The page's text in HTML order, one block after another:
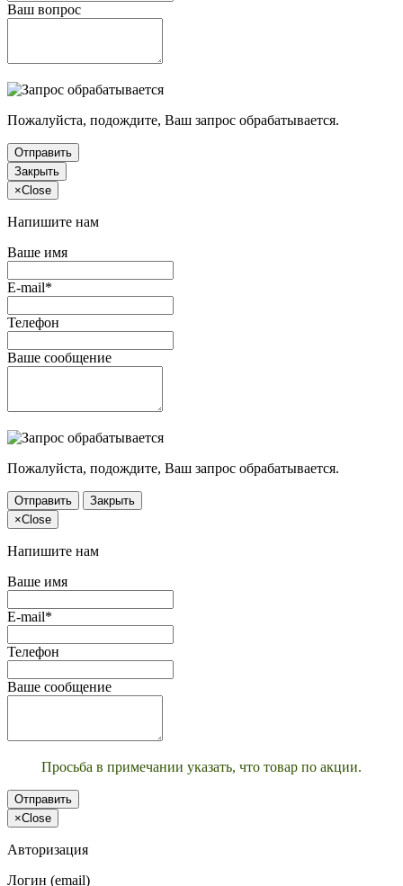
Ваш вопрос
Пожалуйста, подождите, Ваш запрос обрабатывается.
Отправить
Закрыть
×Close
Напишите нам
Ваше имя
E-mail*
Телефон
Ваше сообщение
Пожалуйста, подождите, Ваш запрос обрабатывается.
Отправить
Закрыть
×Close
Напишите нам
Ваше имя
E-mail*
Телефон
Ваше сообщение
Просьба в примечании указать, что товар по акции.
Отправить
×Close
Авторизация
Логин (email)